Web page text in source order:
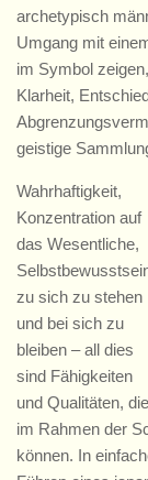
archetypisch
Umgang mit
im Symbol
Klarheit,
geistige
Wahrhaftigkeit,
Konzentration auf
das Wesentliche,
zu sich zu stehen
und bei sich zu
bleiben – all dies
sind Fähigkeiten
und Qualitäten, die
im Rahmen der
können. In